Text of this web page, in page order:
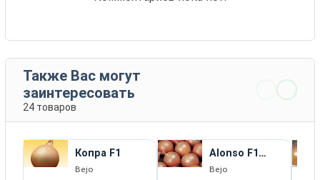
Также Вас могут
заинтересовать
24 товаров
Копра F1
Bejo
Alonso F1
(BGS 234)
Bejo